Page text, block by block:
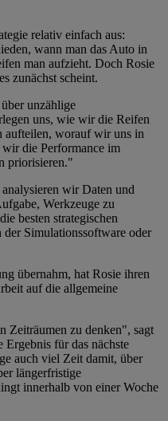
relativ einfach aus:
wann man das Auto in
man aufzieht. Doch Rosie
zunächst scheint.
unzählige
uns, wie wir die Reifen
worauf wir uns in
die Performance im
priorisieren."
wir Daten und
Werkzeuge zu
besten strategischen
Simulationssoftware oder
übernahm, hat Rosie ihren
auf die allgemeine
Zeiträumen zu denken", sagt
für das nächste
auch viel Zeit damit, über
längerfristige
innerhalb von einer Woche